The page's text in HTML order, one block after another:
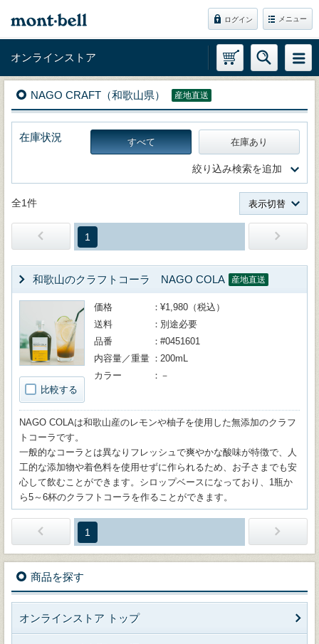
ログイン メニュー
オンラインストア
NAGO CRAFT（和歌山県） 産地直送
在庫状況 すべて 在庫あり
絞り込み検索を追加
全1件 表示切替
1
和歌山のクラフトコーラ NAGO COLA 産地直送
比較する
価格
¥1,980（税込）
送料
別途必要
品番
#0451601
内容量／重量
200mL
カラー
－
NAGO COLAは和歌山産のレモンや柚子を使用した無添加のクラフ
トコーラです。
一般的なコーラとは異なりフレッシュで爽やかな酸味が特徴で、人
工的な添加物や着色料を使用せずに作られるため、お子さまでも安
心して飲むことができます。シロップベースになっており、1瓶か
ら5～6杯のクラフトコーラを作ることができます。
1
商品を探す
オンラインストア トップ